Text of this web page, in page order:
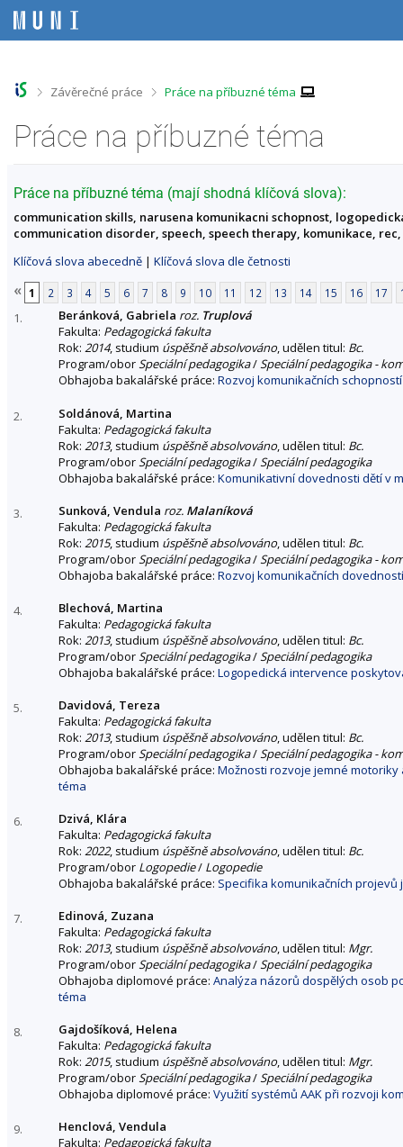
e
e
e
e
>Závěrečné práce >
Práce na příbuzné téma
Práce na příbuzné téma
Práce na příbuzné téma (mají shodná klíčová slova):
communication skills, narusena komunikacni schopnost,
communication disorder, speech, speech therapy, komunikace,
Klíčová slova abecedně | Klíčová slova dle četnosti
« 1 2 3 4 5 6 7 8 9 10 11 12 13 14 15 16 17
1. Beránková, Gabriela roz. Truplová
Fakulta: Pedagogická fakulta
Rok: 2014, studium úspěšně absolvováno, udělen titul: Bc.
Program/oborSpeciální pedagogika/Speciální pedagogika -
Obhajoba bakalářské práce: Rozvoj komunikačních
2.
Soldánová, Martina
Fakulta: Pedagogická fakulta
Rok: 2013, studium úspěšně absolvováno, udělen titul: Bc.
Program/oborSpeciální pedagogika/Speciální pedagogika
Obhajoba bakalářské práce: Komunikativní dovednosti dětí v
3. Sunková, Vendula roz. Malaníková
Fakulta: Pedagogická fakulta
Rok: 2015, studium úspěšně absolvováno, udělen titul: Bc.
Program/oborSpeciální pedagogika/Speciální pedagogika -
Obhajoba bakalářské práce: Rozvoj komunikačních
4.
Blechová, Martina
Fakulta: Pedagogická fakulta
Rok: 2013, studium úspěšně absolvováno, udělen titul: Bc.
Program/oborSpeciální pedagogika/Speciální pedagogika
Obhajoba bakalářské práce: Logopedická intervence
5.
Davidová, Tereza
Fakulta: Pedagogická fakulta
Rok: 2013, studium úspěšně absolvováno, udělen titul: Bc.
Program/oborSpeciální pedagogika/Speciální pedagogika -
Obhajoba bakalářské práce: Možnosti rozvoje jemné
téma
6.
Dzivá, Klára
Fakulta: Pedagogická fakulta
Rok: 2022, studium úspěšně absolvováno, udělen titul: Bc.
Program/obor Logopedie/ Logopedie
Obhajoba bakalářské práce: Specifika komunikačních
7.
Edinová, Zuzana
Fakulta: Pedagogická fakulta
Rok: 2013, studium úspěšně absolvováno, udělen titul: Mgr.
Program/oborSpeciální pedagogika/Speciální pedagogika
Obhajoba diplomové práce: Analýza názorů dospělých osob
téma
8.
Gajdošíková, Helena
Fakulta: Pedagogická fakulta
Rok: 2015, studium úspěšně absolvováno, udělen titul: Mgr.
Program/oborSpeciální pedagogika/Speciální pedagogika
Obhajoba diplomové práce: Využití systémů AAK při rozvoji
9.
Henclová, Vendula
Fakulta: Pedagogická fakulta